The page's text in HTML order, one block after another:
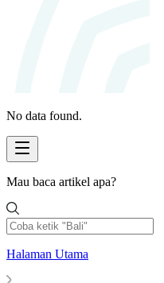
No data found.
Mau baca artikel apa?
Halaman Utama